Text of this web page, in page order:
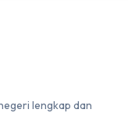
lengkap dan